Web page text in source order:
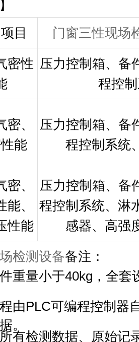
目 门窗三性现场
密性 压力控制箱、备
程控
密、
能
压力控制箱、备
程控制系统
密、
、
性能
压力控制箱、备
程控制系统、淋
感器、高强
检测设备备注：
重量小于40kg ，全
由PLC可编程控制器
。
有检测数据、原始记